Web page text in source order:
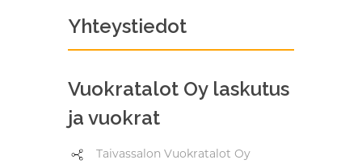
Yhteystiedot
Vuokratalot Oy laskutus
ja vuokrat
Taivassalon Vuokratalot Oy